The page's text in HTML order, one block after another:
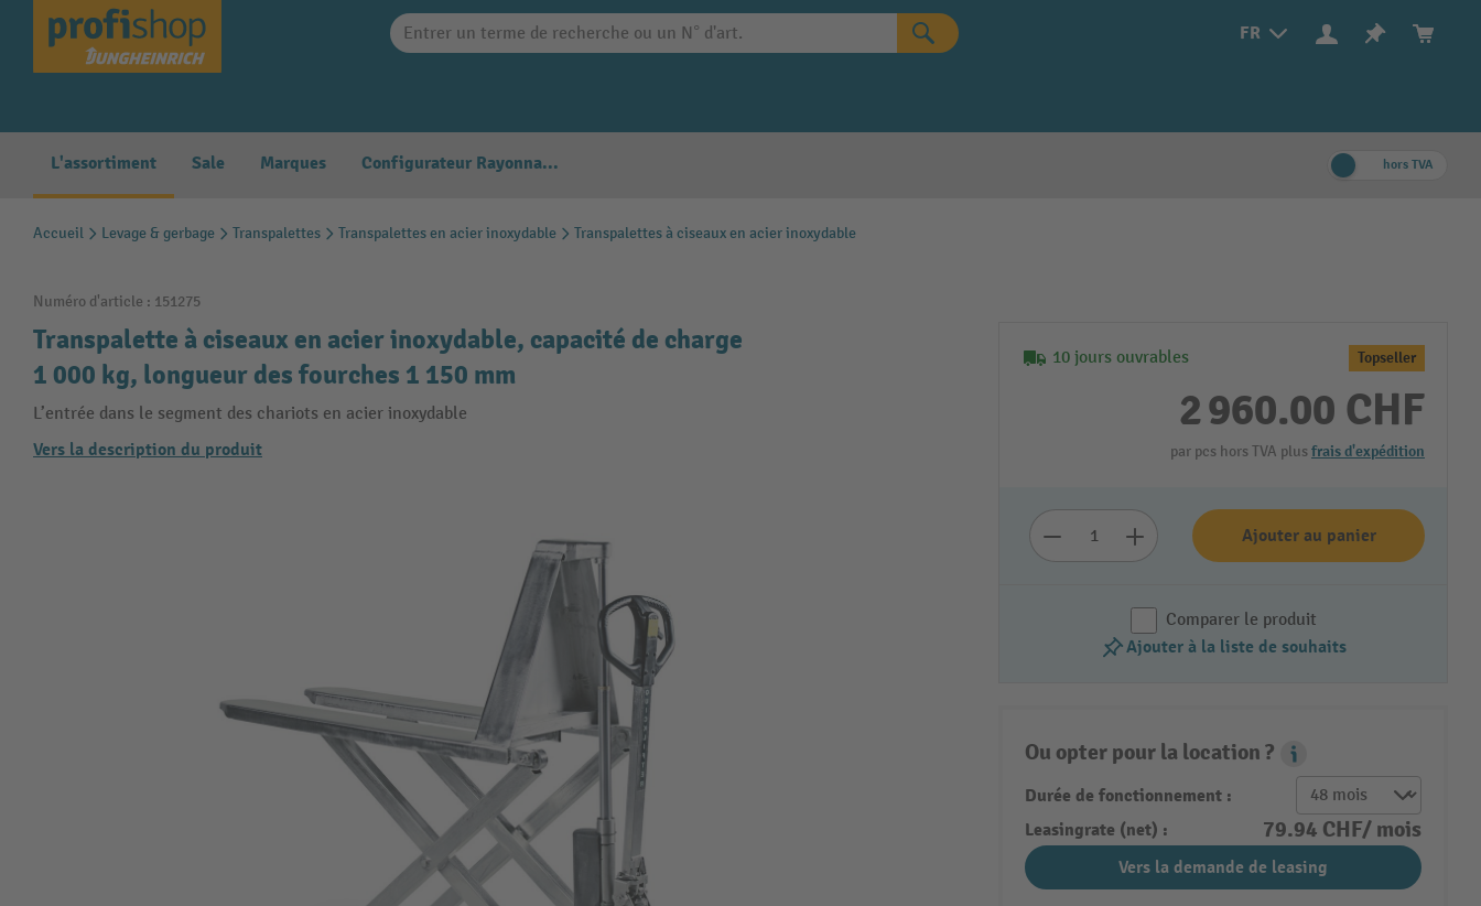
Skip to main navigation FR
L'assortiment Sale Marques Configurateur Rayonnages hors TVA
Accueil Levage & gerbage Transpalettes Transpalettes en acier inoxydable Transpalettes à ciseaux en acier inoxydable
Numéro d'article : 151275
Transpalette à ciseaux en acier inoxydable, capacité de charge
1 000 kg, longueur des fourches 1 150 mm
L’entrée dans le segment des chariots en acier inoxydable
Vers la description du produit
10 jours ouvrables Topseller
2 960.00 CHF
par pcs hors TVA plus frais d'expédition
Ajouter au panier
Comparer le produit
Ajouter à la liste de souhaits
Ou opter pour la location ?
Leasing Popover
Durée de fonctionnement :
Leasingrate (net) :
79.94 CHF/ mois
Vers la demande de leasing